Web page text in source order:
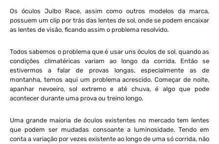
Os óculos Julbo Race, assim como outros modelos da marca,
possuem um clip por trás das lentes de sol, onde se podem encaixar
as lentes de visão, ficando assim o problema resolvido.
Todos sabemos o problema que é usar uns óculos de sol, quando as
condições climatéricas variam ao longo da corrida. Então se
estivermos a falar de provas longas, especialmente as de
montanha, temos aqui um problema acrescido. Começar de noite,
apanhar nevoeiro, sol extremo e até chuva, é algo que pode
acontecer durante uma prova ou treino longo.
Uma grande maioria de óculos existentes no mercado tem lentes
que podem ser mudadas consoante a luminosidade. Tendo em
conta a variação por vezes existente ao longo de uma só corrida, não